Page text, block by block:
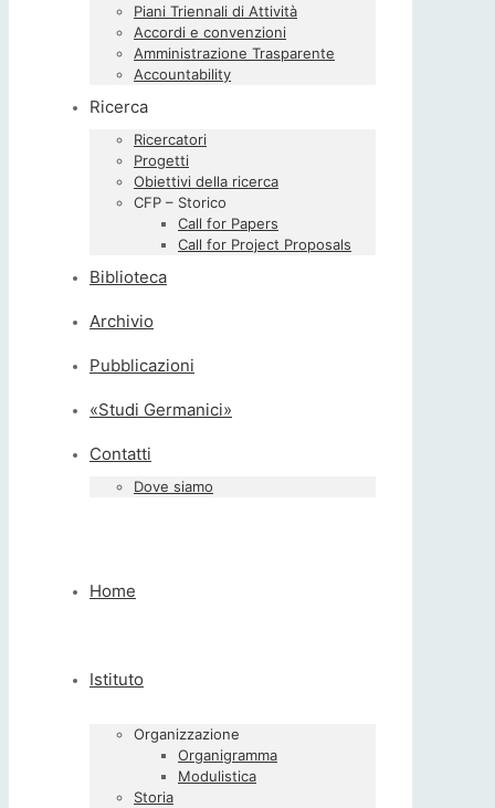
Piani Triennali di Attività
Accordi e convenzioni
Amministrazione Trasparente
Accountability
Ricerca
Ricercatori
Progetti
Obiettivi della ricerca
CFP – Storico
Call for Papers
Call for Project Proposals
Biblioteca
Archivio
Pubblicazioni
«Studi Germanici»
Contatti
Dove siamo
Home
Istituto
Organizzazione
Organigramma
Modulistica
Storia